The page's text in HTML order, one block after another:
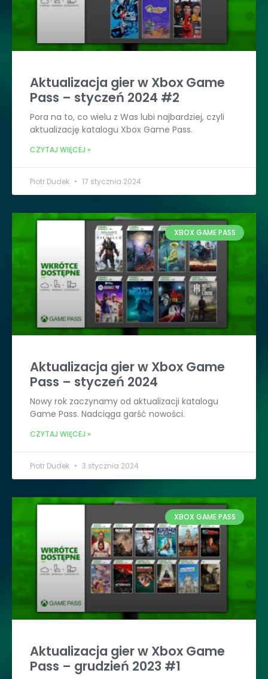
Aktualizacja gier w Xbox Game
Pass – styczeń 2024 #2
Pora na to, co wielu z Was lubi najbardziej, czyli
aktualizację katalogu Xbox Game Pass.
CZYTAJ WIĘCEJ »
Piotr Dudek 17 stycznia 2024
XBOX GAME PASS
Aktualizacja gier w Xbox Game
Pass – styczeń 2024
Nowy rok zaczynamy od aktualizacji katalogu
Game Pass. Nadciąga garść nowości.
CZYTAJ WIĘCEJ »
Piotr Dudek 3 stycznia 2024
XBOX GAME PASS
Aktualizacja gier w Xbox Game
Pass – grudzień 2023 #1